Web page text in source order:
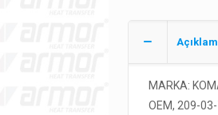
MARKA:
OEM, 209-